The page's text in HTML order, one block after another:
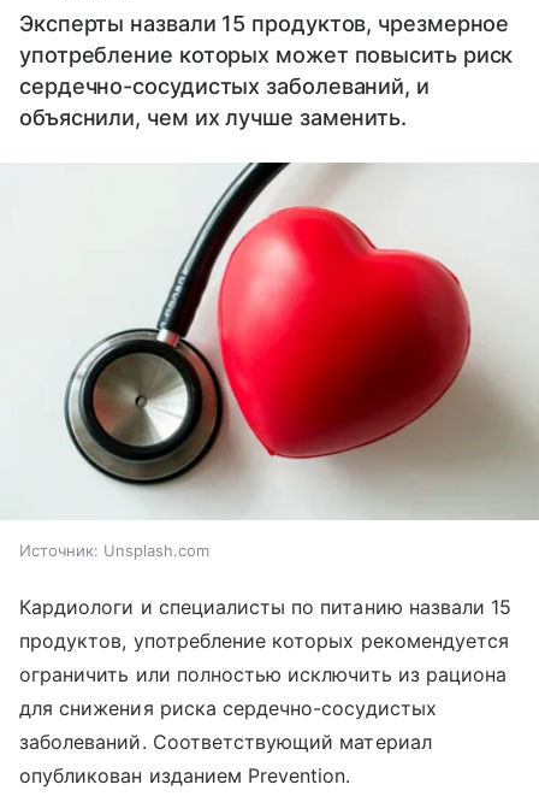
Эксперты назвали 15 продуктов, чрезмерное
употребление которых может повысить риск
сердечно-сосудистых заболеваний, и
объяснили, чем их лучше заменить.
Источник: Unsplash.com
Кардиологи и специалисты по питанию назвали 15
продуктов, употребление которых рекомендуется
ограничить или полностью исключить из рациона
для снижения риска сердечно-сосудистых
заболеваний. Соответствующий материал
опубликован изданием Prevention.